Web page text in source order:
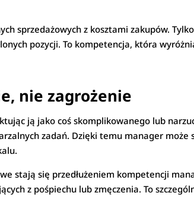
sprzedażowych z kosztami zakupów.
pozycji. To kompetencja, która
nie zagrożenie
ją jako coś skomplikowanego lub
zadań. Dzięki temu manager
stają się przedłużeniem kompetencji
z pośpiechu lub zmęczenia. To